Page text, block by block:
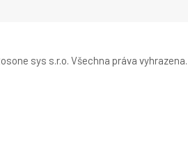
sys s.r.o. Všechna práva vyhrazena.